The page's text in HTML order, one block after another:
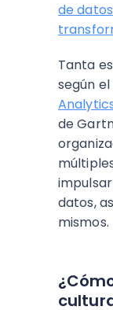
de datos
Tanta
según
de
datos,
mismos.